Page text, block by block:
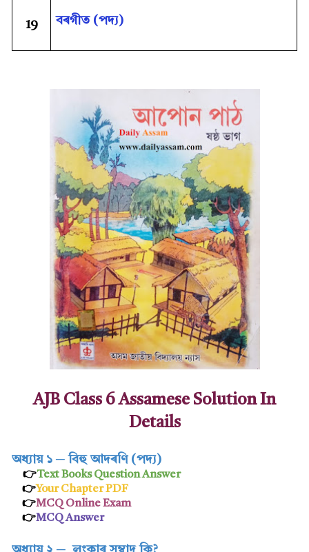
19 বৰগীত (পদ্য)
AJB Class 6 Assamese Solution In
Details
অধ্যায় ১ ─ বিহু আদৰণি (পদ্য)
👉Text Books Question Answer
👉Your Chapter PDF
👉MCQ Online Exam
👉MCQ Answer